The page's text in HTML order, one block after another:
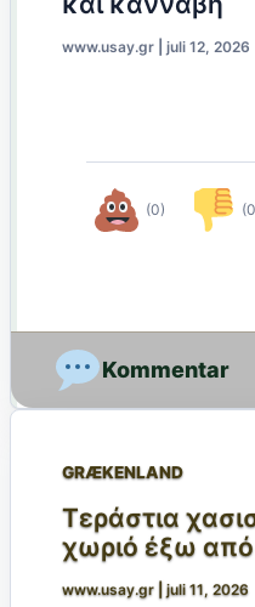
www.usay.gr juli 12, 2026
(0)
GRÆKENLAND
Τεράστια
χωριό έξω
www.usay.gr juli 11, 2026